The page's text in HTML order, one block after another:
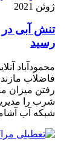
ژوئن 2021
تنش آبی
رسيد
محمودآباد
فاضلاب
رفتن میزان
شرب را
شبکه آب